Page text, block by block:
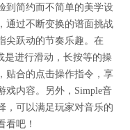
到简约而不简单的美学设
通过不断变换的谱面挑战
尖跃动的节奏乐趣。在
是进行滑动，长按等的操
贴合的点击操作指令，享
戏内容。另外，Simple音
，可以满足玩家对音乐的
看吧！